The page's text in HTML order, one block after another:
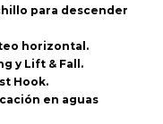
para descender
horizontal.
y Lift & Fall.
Hook.
en aguas